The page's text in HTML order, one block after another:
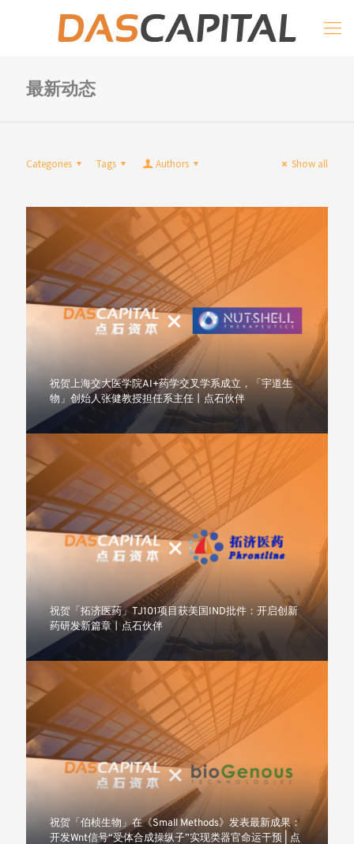
最新动态
Categories Tags Authors Show all
祝贺上海交大医学院AI+药学交叉学系成立，「宇道生
物」创始人张健教授担任系主任丨点石伙伴
祝贺「拓济医药」TJ101项目获美国IND批件：开启创新
药研发新篇章丨点石伙伴
祝贺「伯桢生物」在《Small Methods》发表最新成果：
开发Wnt信号“受体合成操纵子”实现类器官命运干预 | 点